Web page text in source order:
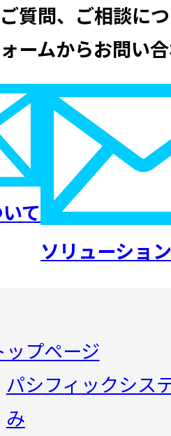
質問、ご相談に
ームからお問い合
て
ソリューショ
ップページ
パシフィックシス
み